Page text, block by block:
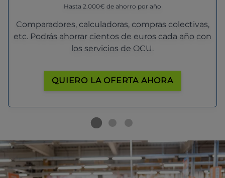
Hasta 2.000€ de ahorro por año
Comparadores, calculadoras, compras colectivas,
etc. Podrás ahorrar cientos de euros cada año con
los servicios de OCU.
QUIERO LA OFERTA AHORA